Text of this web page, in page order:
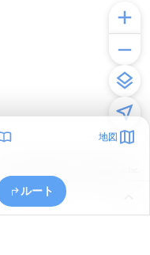
地図
ルート